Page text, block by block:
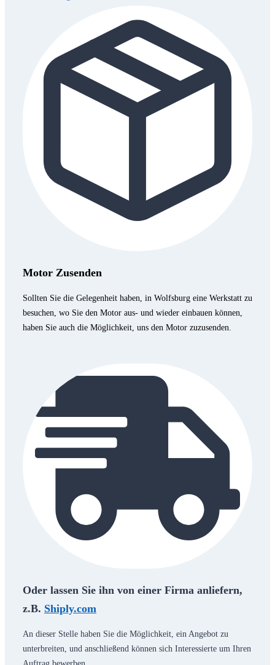
Motor Zusenden
Sollten Sie die Gelegenheit haben, in Wolfsburg eine Werkstatt zu
besuchen, wo Sie den Motor aus- und wieder einbauen können,
haben Sie auch die Möglichkeit, uns den Motor zuzusenden.
Oder lassen Sie ihn von einer Firma anliefern,
z.B. Shiply.com
An dieser Stelle haben Sie die Möglichkeit, ein Angebot zu
unterbreiten, und anschließend können sich Interessierte um Ihren